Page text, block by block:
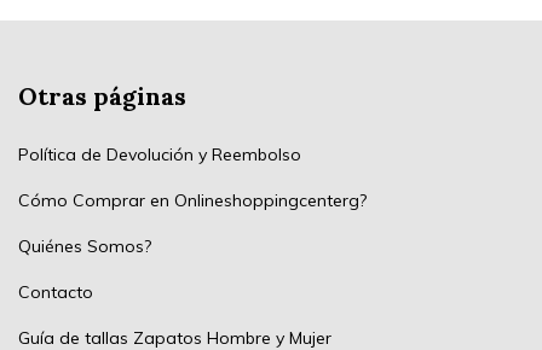
Otras páginas
Política de Devolución y Reembolso
Cómo Comprar en Onlineshoppingcenterg?
Quiénes Somos?
Contacto
Guía de tallas Zapatos Hombre y Mujer